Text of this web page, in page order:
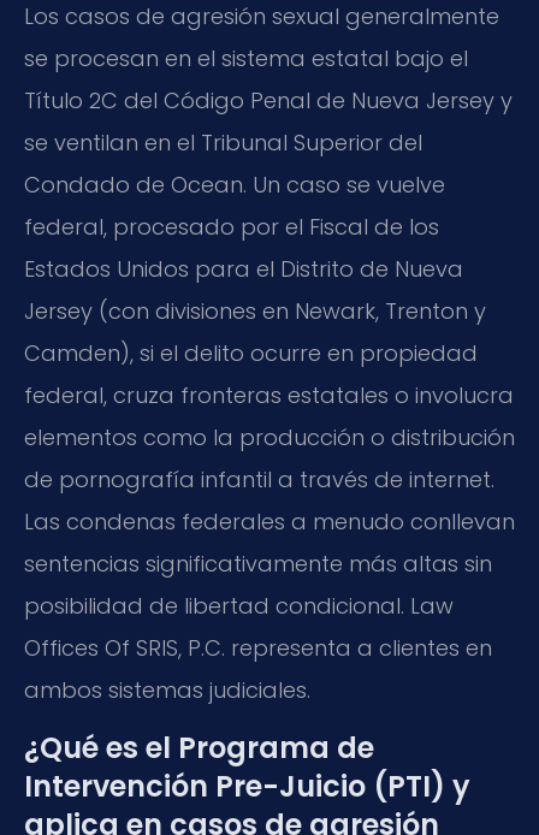
Los casos de agresión sexual generalmente
se procesan en el sistema estatal bajo el
Título 2C del Código Penal de Nueva Jersey y
se ventilan en el Tribunal Superior del
Condado de Ocean. Un caso se vuelve
federal, procesado por el Fiscal de los
Estados Unidos para el Distrito de Nueva
Jersey (con divisiones en Newark, Trenton y
Camden), si el delito ocurre en propiedad
federal, cruza fronteras estatales o involucra
elementos como la producción o distribución
de pornografía infantil a través de internet.
Las condenas federales a menudo conllevan
sentencias significativamente más altas sin
posibilidad de libertad condicional. Law
Offices Of SRIS, P.C. representa a clientes en
ambos sistemas judiciales.
¿Qué es el Programa de
Intervención Pre-Juicio (PTI) y
aplica en casos de agresión